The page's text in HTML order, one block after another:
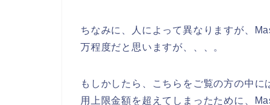
ちなみに、人によって異なりますが、
万程度だと思いますが、、、。
もしかしたら、こちらをご覧の方の中
用上限金額を超えてしまったために、